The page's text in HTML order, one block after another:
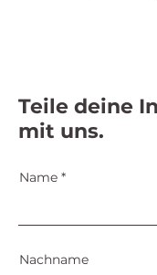
Teile deine
mit uns.
Name
Nachname